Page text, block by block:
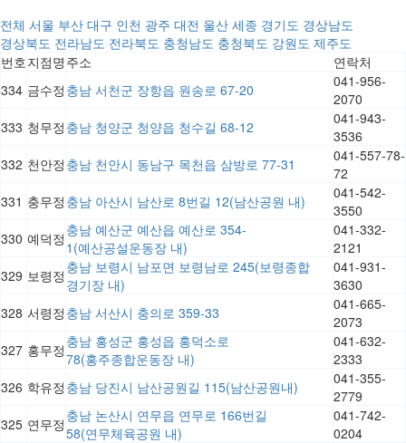
전체 서울 부산 대구 인천 광주 대전 울산 세종 경기도 경상남도
경상북도 전라남도 전라북도 충청남도 충청북도 강원도 제주도
번호지점명 주소
연락처
334 금수정 충남 서천군 장항읍 원송로 67-20
041-956-
2070
333 청무정 충남 청양군 청양읍 청수길 68-12
041-943-
3536
332 천안정 충남 천안시 동남구 목천읍 삼방로 77-31
041-557-78-
72
331 충무정 충남 아산시 남산로 8번길 12(남산공원 내)
041-542-
3550
330 예덕정 충남 예산군 예산읍 예산로 354-
1(예산공설운동장 내)
041-332-
2121
329 보령정 충남 보령시 남포면 보령남로 245(보령종합
경기장 내)
041-931-
3630
328 서령정 충남 서산시 충의로 359-33
041-665-
2073
327 홍무정 충남 홍성군 홍성읍 홍덕소로
78(홍주종합운동장 내)
041-632-
2333
326 학유정 충남 당진시 남산공원길 115(남산공원내)
041-355-
2779
325 연무정 충남 논산시 연무읍 연무로 166번길
58(연무체육공원 내)
041-742-
0204